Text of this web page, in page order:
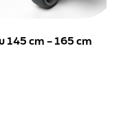
145 cm – 165 cm